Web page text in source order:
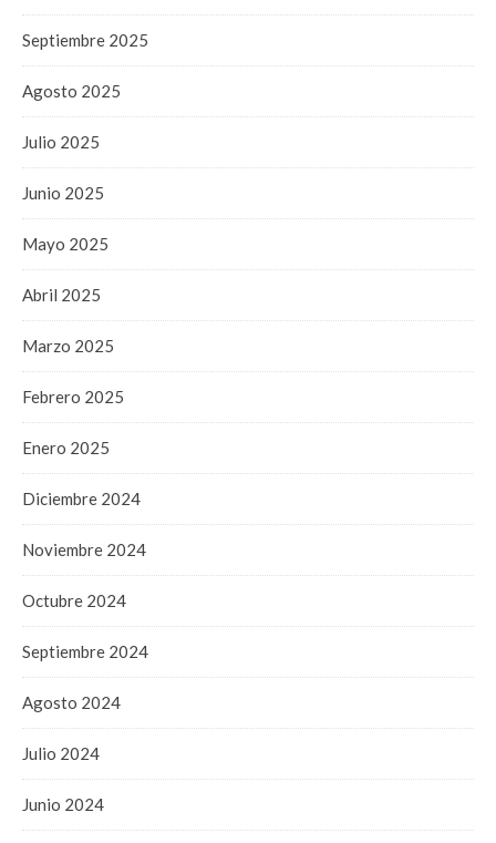
Septiembre 2025
Agosto 2025
Julio 2025
Junio 2025
Mayo 2025
Abril 2025
Marzo 2025
Febrero 2025
Enero 2025
Diciembre 2024
Noviembre 2024
Octubre 2024
Septiembre 2024
Agosto 2024
Julio 2024
Junio 2024